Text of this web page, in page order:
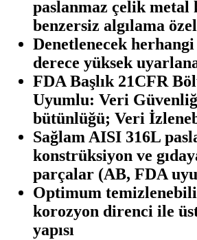
paslanmaz çelik
benzersiz algılama
Denetlenecek
derece yüksek
FDA Başlık 21CFR
Uyumlu: Veri
bütünlüğü; Veri
Sağlam AISI 316L
konstrüksiyon ve
parçalar (AB, FDA
Optimum
korozyon direnci ile
yapısı